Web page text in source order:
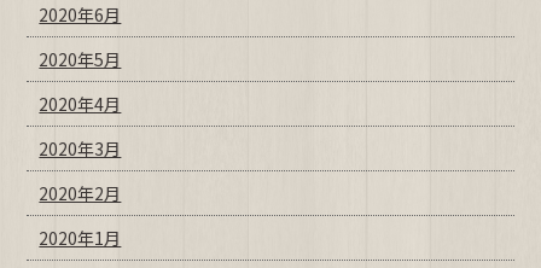
2020年6月
2020年5月
2020年4月
2020年3月
2020年2月
2020年1月